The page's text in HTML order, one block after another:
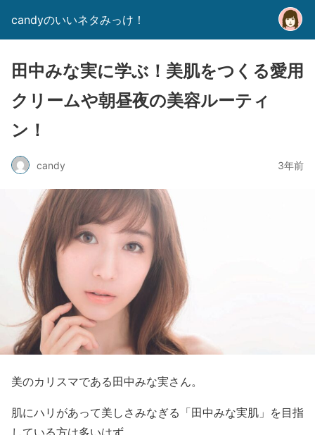
candyのいいネタみっけ！
田中みな実に学ぶ！美肌をつくる愛用
クリームや朝昼夜の美容ルーティ
ン！
candy 3年前
美のカリスマである田中みな実さん。
肌にハリがあって美しさみなぎる「田中みな実肌」を目指